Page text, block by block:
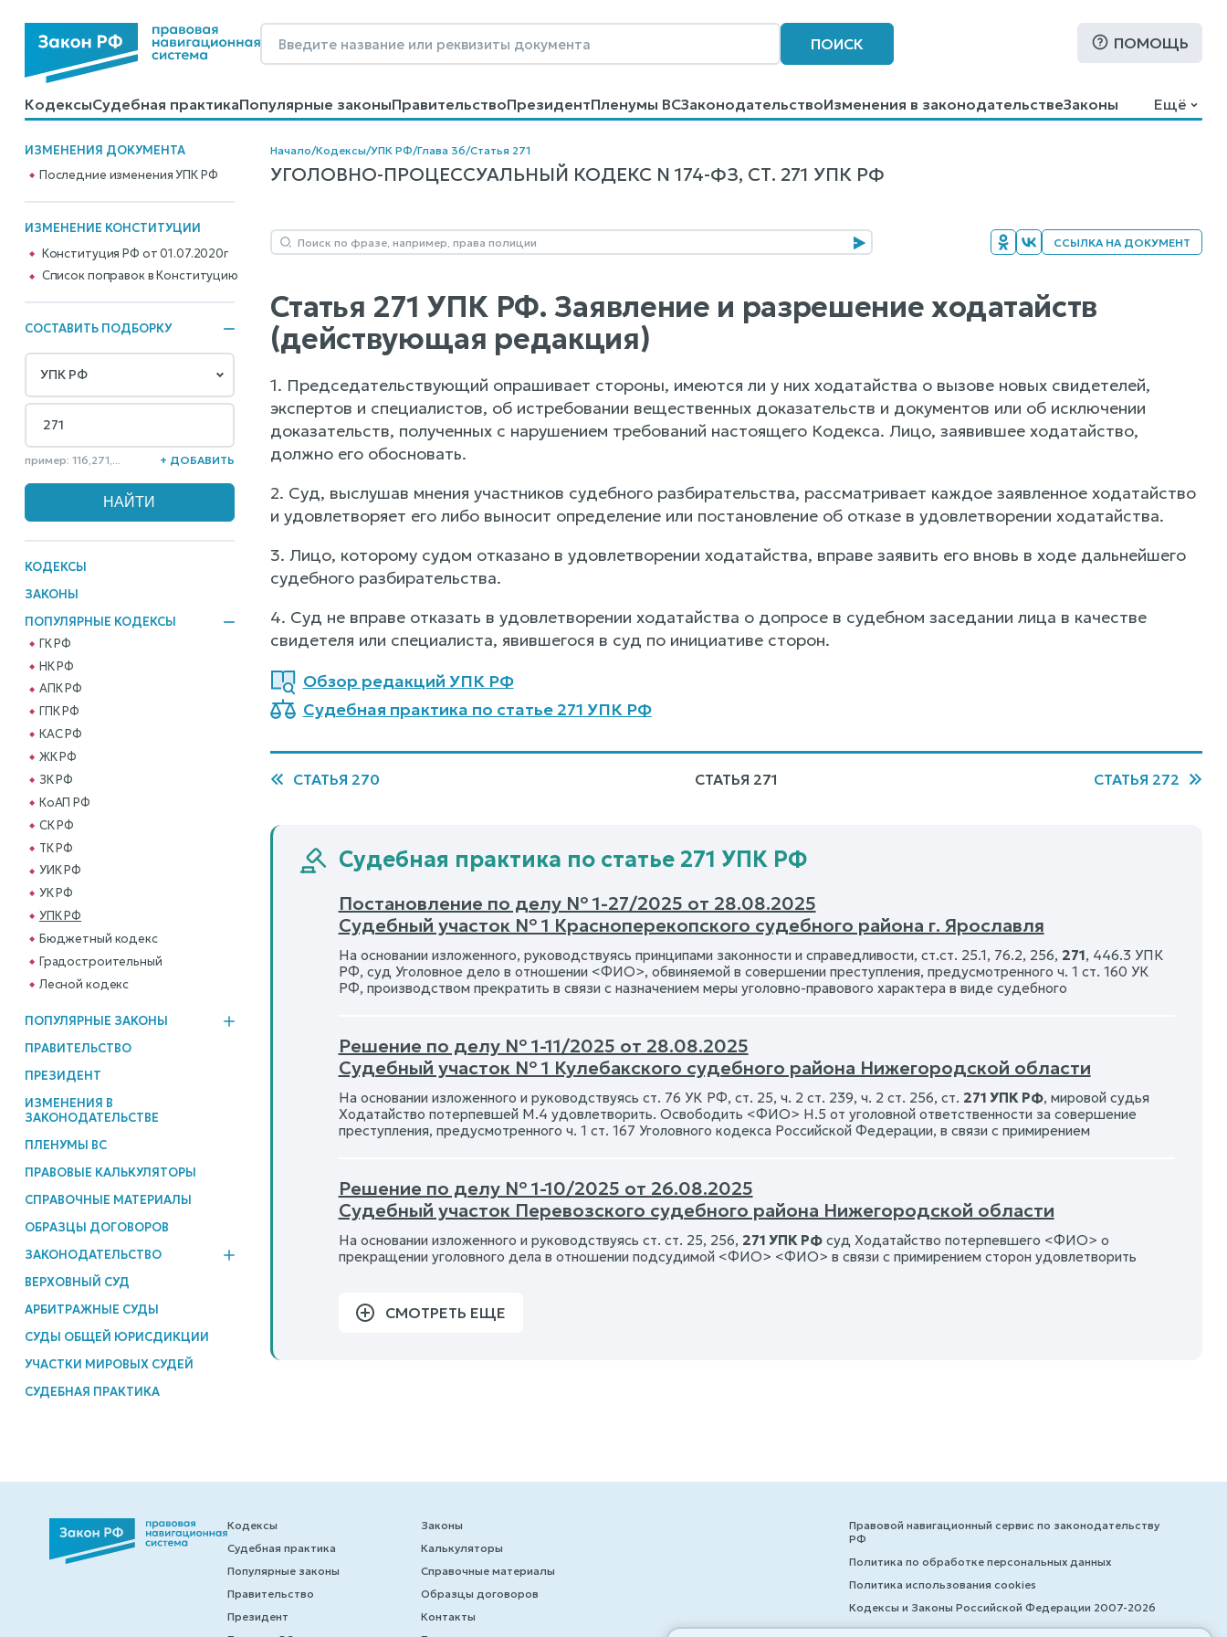
ПОИСК ПОМОЩЬ
КодексыСудебная практикаПопулярные законыПравительствоПрезидентПленумы ВСЗаконодательствоИзменения в законодательствеЗаконы
КалькуляторыСправочные материалыОбразцы договоровКонтактыПомощьПоиск
Ещё
ИЗМЕНЕНИЯ ДОКУМЕНТА
Последние изменения УПК РФ
ИЗМЕНЕНИЕ КОНСТИТУЦИИ
Конституция РФ от 01.07.2020г
Cписок поправок в Конституцию
СОСТАВИТЬ ПОДБОРКУ
пример: 116,271,... + ДОБАВИТЬ
КОДЕКСЫ
ЗАКОНЫ
ПОПУЛЯРНЫЕ КОДЕКСЫ
ГК РФ
НК РФ
АПК РФ
ГПК РФ
КАС РФ
ЖК РФ
ЗК РФ
КоАП РФ
СК РФ
ТК РФ
УИК РФ
УК РФ
УПК РФ
Бюджетный кодекс
Градостроительный
Лесной кодекс
ПОПУЛЯРНЫЕ ЗАКОНЫ
ПРАВИТЕЛЬСТВО
ПРЕЗИДЕНТ
ИЗМЕНЕНИЯ В
ЗАКОНОДАТЕЛЬСТВЕ
ПЛЕНУМЫ ВС
ПРАВОВЫЕ КАЛЬКУЛЯТОРЫ
СПРАВОЧНЫЕ МАТЕРИАЛЫ
ОБРАЗЦЫ ДОГОВОРОВ
ЗАКОНОДАТЕЛЬСТВО
ВЕРХОВНЫЙ СУД
АРБИТРАЖНЫЕ СУДЫ
СУДЫ ОБЩЕЙ ЮРИСДИКЦИИ
УЧАСТКИ МИРОВЫХ СУДЕЙ
СУДЕБНАЯ ПРАКТИКА
Начало/Кодексы/УПК РФ/Глава 36/Статья 271
УГОЛОВНО-ПРОЦЕССУАЛЬНЫЙ КОДЕКС N 174-ФЗ, СТ. 271 УПК РФ
ССЫЛКА НА ДОКУМЕНТ
Статья 271 УПК РФ. Заявление и разрешение ходатайств
(действующая редакция)
1. Председательствующий опрашивает стороны, имеются ли у них ходатайства о вызове новых свидетелей,
экспертов и специалистов, об истребовании вещественных доказательств и документов или об исключении
доказательств, полученных с нарушением требований настоящего Кодекса. Лицо, заявившее ходатайство,
должно его обосновать.
2. Суд, выслушав мнения участников судебного разбирательства, рассматривает каждое заявленное ходатайство
и удовлетворяет его либо выносит определение или постановление об отказе в удовлетворении ходатайства.
3. Лицо, которому судом отказано в удовлетворении ходатайства, вправе заявить его вновь в ходе дальнейшего
судебного разбирательства.
4. Суд не вправе отказать в удовлетворении ходатайства о допросе в судебном заседании лица в качестве
свидетеля или специалиста, явившегося в суд по инициативе сторон.
Обзор редакций УПК РФ
Судебная практика по статье 271 УПК РФ
СТАТЬЯ 270 СТАТЬЯ 271 СТАТЬЯ 272
Судебная практика по статье 271 УПК РФ
Постановление по делу № 1-27/2025 от 28.08.2025
Судебный участок № 1 Красноперекопского судебного района г. Ярославля
На основании изложенного, руководствуясь принципами законности и справедливости, ст.ст. 25.1, 76.2, 256, 271, 446.3 УПК
РФ, суд Уголовное дело в отношении <ФИО>, обвиняемой в совершении преступления, предусмотренного ч. 1 ст. 160 УК
РФ, производством прекратить в связи с назначением меры уголовно-правового характера в виде судебного
Решение по делу № 1-11/2025 от 28.08.2025
Судебный участок № 1 Кулебакского судебного района Нижегородской области
На основании изложенного и руководствуясь ст. 76 УК РФ, ст. 25, ч. 2 ст. 239, ч. 2 ст. 256, ст. 271 УПК РФ, мировой судья
Ходатайство потерпевшей М.4 удовлетворить. Освободить <ФИО> Н.5 от уголовной ответственности за совершение
преступления, предусмотренного ч. 1 ст. 167 Уголовного кодекса Российской Федерации, в связи с примирением
Решение по делу № 1-10/2025 от 26.08.2025
Судебный участок Перевозского судебного района Нижегородской области
На основании изложенного и руководствуясь ст. ст. 25, 256, 271 УПК РФсуд Ходатайство потерпевшего <ФИО> о
прекращении уголовного дела в отношении подсудимой <ФИО> <ФИО> в связи с примирением сторон удовлетворить
СМОТРЕТЬ ЕЩЕ
Кодексы
Судебная практика
Популярные законы
Правительство
Президент
Законы
Калькуляторы
Справочные материалы
Образцы договоров
Контакты
Правовой навигационный сервис по законодательству
РФ
Политика по обработке персональных данных
Политика использования cookies
Кодексы и Законы Российской Федерации 2007-2026